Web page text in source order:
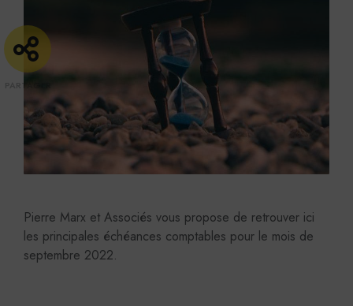
Pierre Marx et Associés vous propose de retrouver ici
les principales échéances comptables pour le mois de
septembre 2022.